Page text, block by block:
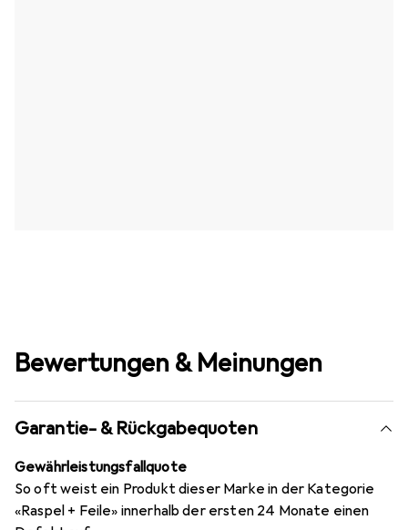
Bewertungen & Meinungen
Garantie- & Rückgabequoten
Gewährleistungsfallquote
So oft weist ein Produkt dieser Marke in der Kategorie
«Raspel + Feile» innerhalb der ersten 24 Monate einen